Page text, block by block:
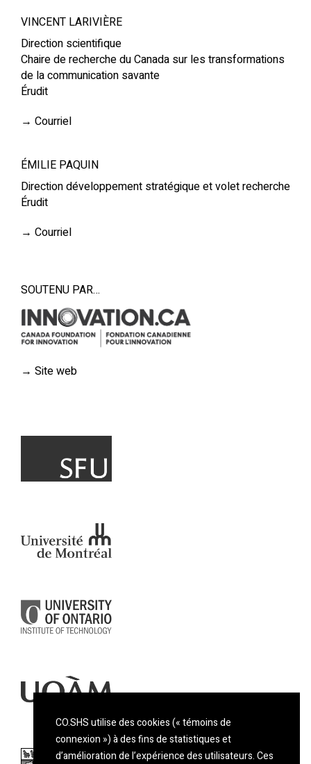
CO.SHS utilise des cookies (« témoins de
connexion ») à des fins de statistiques et
d’amélioration de l’expérience des utilisateurs. Ces
VINCENT LARIVIÈRE
Direction scientifique
Chaire de recherche du Canada sur les transformations
de la communication savante
Érudit
→ Courriel
ÉMILIE PAQUIN
Direction développement stratégique et volet recherche
Érudit
→ Courriel
SOUTENU PAR…
→ Site web